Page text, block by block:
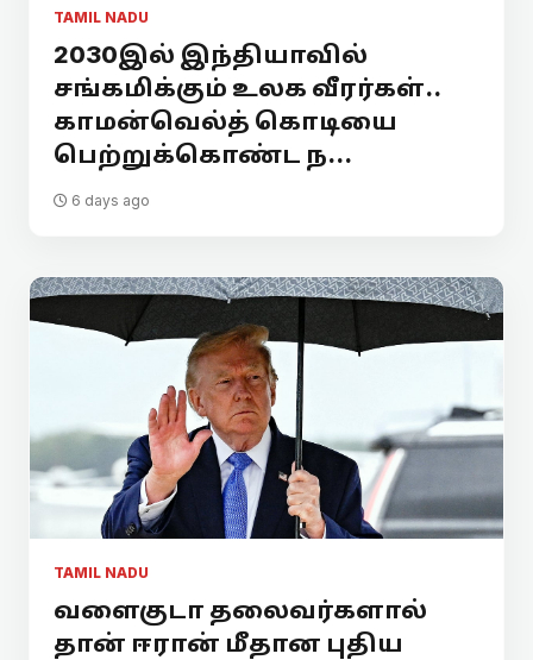
TAMIL NADU
2030இல் இந்தியாவில்
சங்கமிக்கும் உலக வீரர்கள்..
காமன்வெல்த் கொடியை
பெற்றுக்கொண்ட ந...
6 days ago
TAMIL NADU
வளைகுடா தலைவர்களால்
தான் ஈரான் மீதான புதிய